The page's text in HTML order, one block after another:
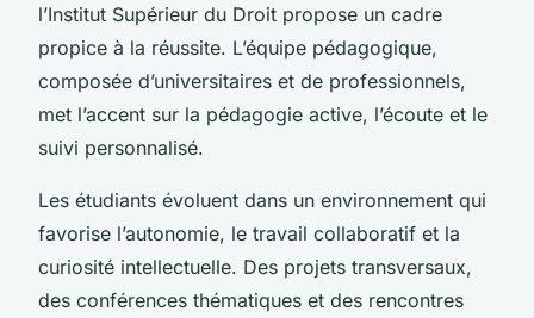
l’Institut Supérieur du Droit propose un cadre
propice à la réussite. L’équipe pédagogique,
composée d’universitaires et de professionnels,
met l’accent sur la pédagogie active, l’écoute et le
suivi personnalisé.
Les étudiants évoluent dans un environnement qui
favorise l’autonomie, le travail collaboratif et la
curiosité intellectuelle. Des projets transversaux,
des conférences thématiques et des rencontres